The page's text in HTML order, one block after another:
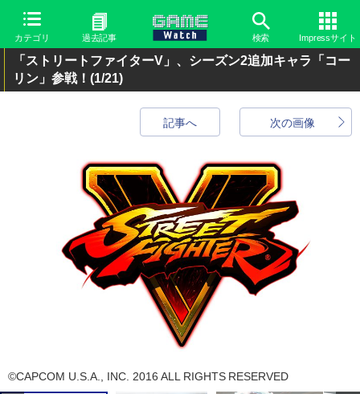
カテゴリ 過去記事 検索 Impressサイト
「ストリートファイターV」、シーズン2追加キャラ「コー
リン」参戦！ (1/21)
次の画像
記事へ
©CAPCOM U.S.A., INC. 2016 ALL RIGHTS RESERVED